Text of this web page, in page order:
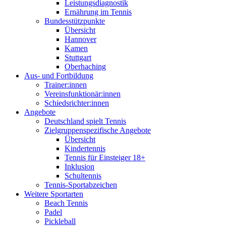
Leistungsdiagnostik
Ernährung im Tennis
Bundesstützpunkte
Übersicht
Hannover
Kamen
Stuttgart
Oberhaching
Aus- und Fortbildung
Trainer:innen
Vereinsfunktionär:innen
Schiedsrichter:innen
Angebote
Deutschland spielt Tennis
Zielgruppenspezifische Angebote
Übersicht
Kindertennis
Tennis für Einsteiger 18+
Inklusion
Schultennis
Tennis-Sportabzeichen
Weitere Sportarten
Beach Tennis
Padel
Pickleball